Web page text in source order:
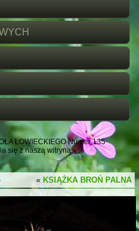
ŁOWIECKIEGO Numer 135
się z naszą witryną.
« KSIĄŻKA BROŃ PALNA